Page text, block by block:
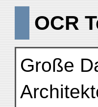
OCR
Große